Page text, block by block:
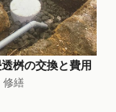
桝の交換と費用
修繕